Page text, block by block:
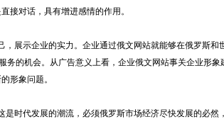
接对话，具有增进感情的作用。
展示企业的实力。企业通过俄文网站就能够在俄罗斯和
务的机会。从广告意义上看，企业俄文网站事关企业形象
形象问题。
时代发展的潮流，必须俄罗斯市场经济尽快发展的必然